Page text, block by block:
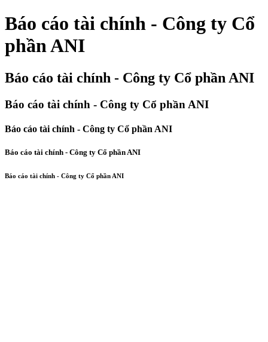
Báo cáo tài chính - Công ty Cổ
phần ANI
Báo cáo tài chính - Công ty Cổ phần ANI
Báo cáo tài chính - Công ty Cổ phần ANI
Báo cáo tài chính - Công ty Cổ phần ANI
Báo cáo tài chính - Công ty Cổ phần ANI
Báo cáo tài chính - Công ty Cổ phần ANI